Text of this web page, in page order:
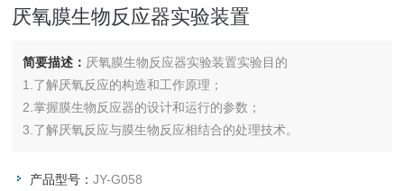
厌氧膜生物反应器实验装置
简要描述： 厌氧膜生物反应器实验装置实验目的
1.了解厌氧反应的构造和工作原理；
2.掌握膜生物反应器的设计和运行的参数；
3.了解厌氧反应与膜生物反应相结合的处理技术。
产品型号：JY-G058